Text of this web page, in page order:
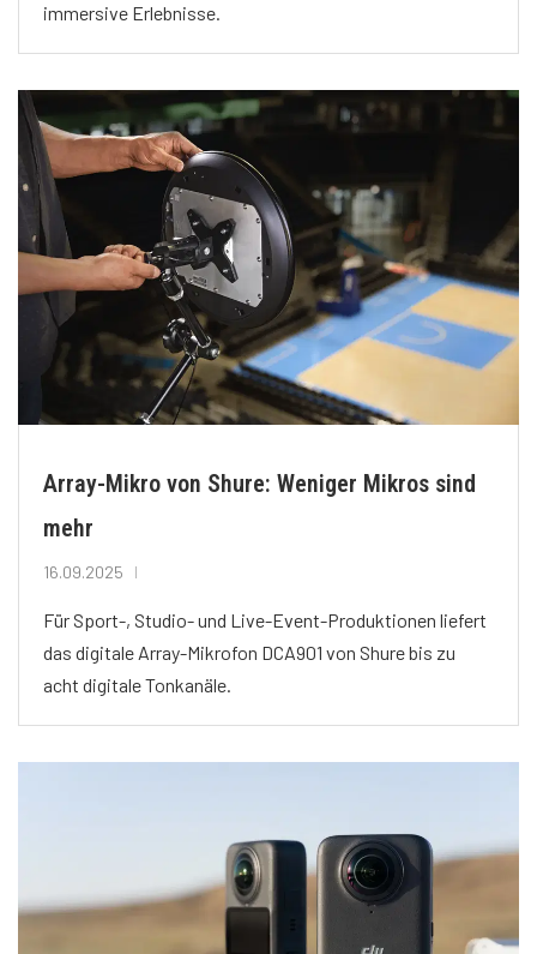
immersive Erlebnisse.
Array-Mikro von Shure: Weniger Mikros sind
mehr
16.09.2025
Für Sport-, Studio- und Live-Event-Produktionen liefert
das digitale Array-Mikrofon DCA901 von Shure bis zu
acht digitale Tonkanäle.